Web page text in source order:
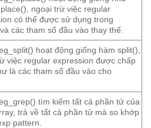
ngoại trừ việc regular
có thể được sử dụng trong
các tham số đầu vào thay thế.
hoạt động giống hàm split(),
việc regular expression được chấp
là các tham số đầu vào cho
tìm kiếm tất cả phần tử của
trả về tất cả phần tử mà so khớp
pattern.